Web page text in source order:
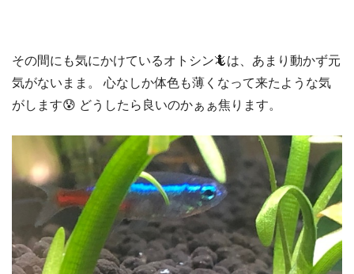
その間にも気にかけているオトシン🦎は、あまり動かず元
気がないまま。 心なしか体色も薄くなって来たような気
がします😰 どうしたら良いのかぁぁ焦ります。